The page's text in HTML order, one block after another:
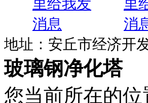
地址：安丘市经济开
玻璃钢净化塔
您当前所在的位